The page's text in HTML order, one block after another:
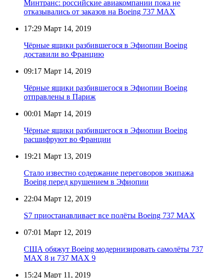
Минтранс: российские авиакомпании пока не
отказывались от заказов на Boeing 737 MAX
17:29 Март 14, 2019
Чёрные ящики разбившегося в Эфиопии Boeing
доставили во Францию
09:17 Март 14, 2019
Чёрные ящики разбившегося в Эфиопии Boeing
отправлены в Париж
00:01 Март 14, 2019
Чёрные ящики разбившегося в Эфиопии Boeing
расшифруют во Франции
19:21 Март 13, 2019
Стало известно содержание переговоров экипажа
Boeing перед крушением в Эфиопии
22:04 Март 12, 2019
S7 приостанавливает все полёты Boeing 737 MAX
07:01 Март 12, 2019
США обяжут Boeing модернизировать самолёты 737
MAX 8 и 737 MAX 9
15:24 Март 11, 2019